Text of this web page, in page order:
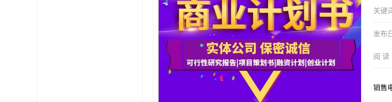
关键
发布
阅 读
销售